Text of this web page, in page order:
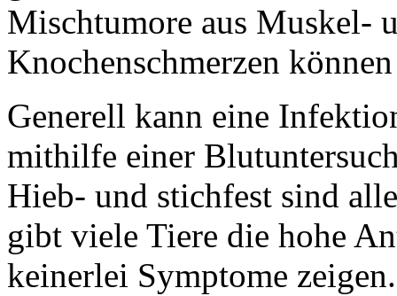
Mischtumore aus Muskel-
Knochenschmerzen
Generell kann eine
mithilfe einer
Hieb- und stichfest sind
gibt viele Tiere die hohe
keinerlei Symptome zeigen.